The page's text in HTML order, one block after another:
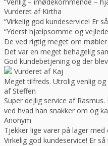
“Venlig – imødekommende –
Vurderet af Kirtha
“Virkelig god kundeservice! Er
“Yderst hjælpsomme og
De ved rigtig meget om møbler
Det var en meget behagelig
God kundebetjening og der
Vurderet af Kaj
Meget tilfreds. Utrolig venlig
af Steffen
Super dejlig service af
ved hvad han snakker om og
Anonym
Tjekker lige varer på lager med
Virkelig god kundeservice! Er